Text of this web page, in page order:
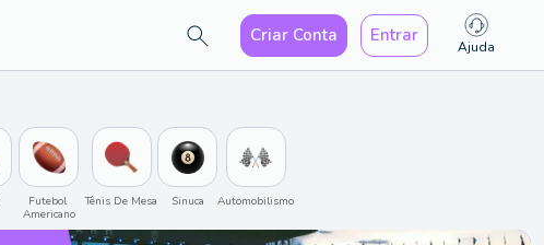
Criar Conta Entrar
Ajuda
Futebol
Americano
Tênis De Mesa Sinuca Automobilismo